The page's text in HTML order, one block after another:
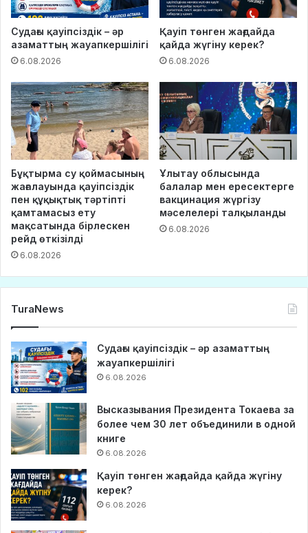
Судағы қауіпсіздік – әр
азаматтың жауапкершілігі
6.08.2026
Қауіп төнген жағдайда
қайда жүгіну керек?
6.08.2026
Бұқтырма су қоймасының
жағалауында қауіпсіздік
пен құқықтық тәртіпті
қамтамасыз ету
мақсатында бірлескен
рейд өткізілді
6.08.2026
Ұлытау облысында
балалар мен ересектерге
вакцинация жүргізу
мәселелері талқыланды
6.08.2026
TuraNews
Судағы қауіпсіздік – әр азаматтың
жауапкершілігі
6.08.2026
Высказывания Президента Токаева за
более чем 30 лет объединили в одной
книге
6.08.2026
Қауіп төнген жағдайда қайда жүгіну
керек?
6.08.2026